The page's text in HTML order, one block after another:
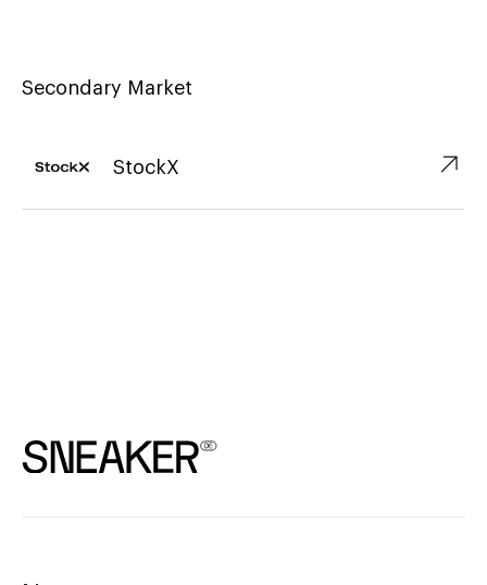
Secondary Market
StockX ↗︎